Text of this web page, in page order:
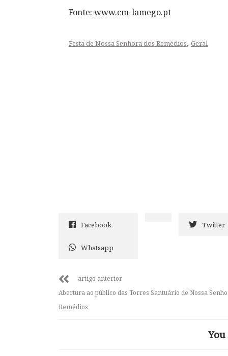
Fonte: www.cm-lamego.pt
Festa de Nossa Senhora dos Remédios, Geral
Facebook Twitter
Whatsapp
artigo anterior
Abertura ao público das Torres Santuário de Nossa
Remédios